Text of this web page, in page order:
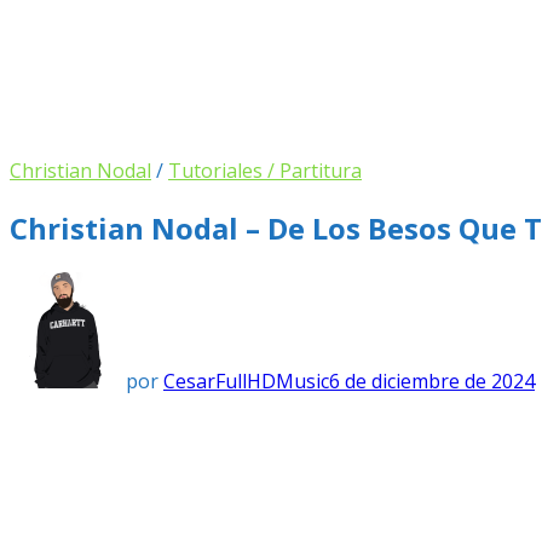
Christian Nodal / Tutoriales / Partitura
Christian Nodal – De Los Besos Que
porCesarFullHDMusic6 de diciembre de 2024